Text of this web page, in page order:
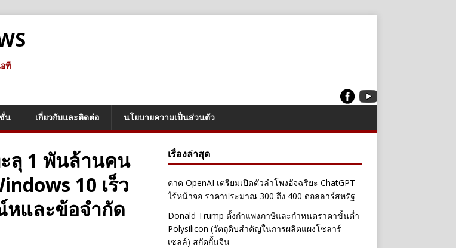
ที
น เกี่ยวกับและติดต่อ นโยบายความเป็นส่วนตัว
ลุ 1 พันล้านคน
10 เร็ว
หและข้อจำกัด
เรื่องล่าสุด
คาด OpenAI เตรียมเปิดตัวลำโพงอัจฉริยะ ChatGPT
ไร้หน้าจอ ราคาประมาณ 300 ถึง 400 ดอลลาร์สหรัฐ
Donald Trump ตั้งกำแพงภาษีและกำหนดราคาขั้นต่ำ
Polysilicon (วัตถุดิบสำคัญในการผลิตแผงโซลาร์
เซลล์) สกัดกั้นจีน